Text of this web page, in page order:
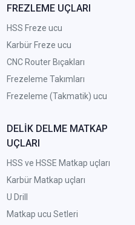
FREZLEME UÇLARI
HSS Freze ucu
Karbür Freze ucu
CNC Router Bıçakları
Frezeleme Takımları
Frezeleme (Takmatik) ucu
DELİK DELME MATKAP
UÇLARI
HSS ve HSSE Matkap uçları
Karbür Matkap uçları
U Drill
Matkap ucu Setleri